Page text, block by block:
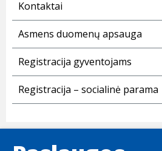
Kontaktai
Asmens duomenų apsauga
Registracija gyventojams
Registracija – socialinė parama